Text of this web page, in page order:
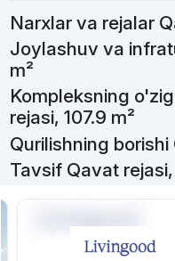
Narxlar va rejalar
Joylashuv va
m²
Kompleksning
rejasi, 107.9 m²
Qurilishning borishi
Tavsif Qavat rejasi,